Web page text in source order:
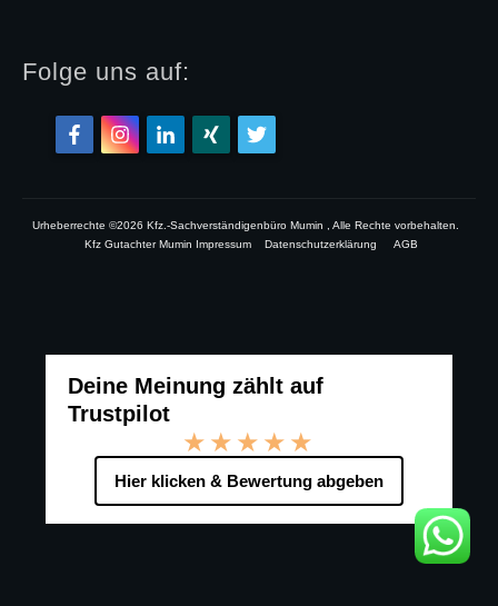
Folge uns auf:
Urheberrechte ©2026 Kfz.-Sachverständigenbüro Mumin , Alle Rechte vorbehalten.
Kfz Gutachter Mumin Impressum
Datenschutzerklärung AGB
Deine Meinung zählt auf
Trustpilot
★★★★★
Hier klicken & Bewertung abgeben